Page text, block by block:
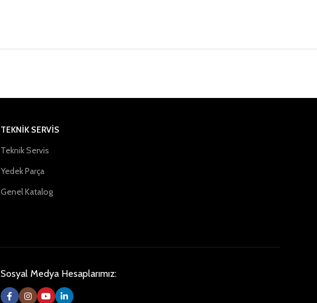
TEKNİK SERVİS
Teknik Servis
Yedek Parça
Genel Katalog
Sosyal Medya Hesaplarımız: